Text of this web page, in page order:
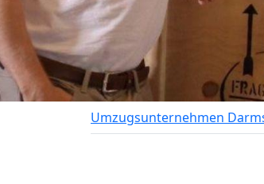
Umzugsunternehmen